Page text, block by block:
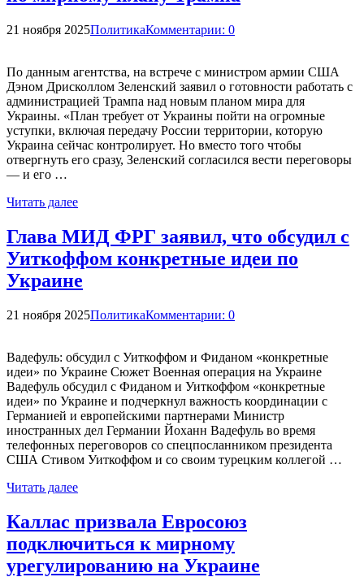
21 ноября 2025ПолитикаКомментарии: 0
По данным агентства, на встрече с министром армии США
Дэном Дрисколлом Зеленский заявил о готовности работать с
администрацией Трампа над новым планом мира для
Украины. «План требует от Украины пойти на огромные
уступки, включая передачу России территории, которую
Украина сейчас контролирует. Но вместо того чтобы
отвергнуть его сразу, Зеленский согласился вести переговоры
— и его …
Читать далее
Глава МИД ФРГ заявил, что обсудил с
Уиткоффом конкретные идеи по
Украине
21 ноября 2025ПолитикаКомментарии: 0
Вадефуль: обсудил с Уиткоффом и Фиданом «конкретные
идеи» по Украине Сюжет Военная операция на Украине
Вадефуль обсудил с Фиданом и Уиткоффом «конкретные
идеи» по Украине и подчеркнул важность координации с
Германией и европейскими партнерами Министр
иностранных дел Германии Йоханн Вадефуль во время
телефонных переговоров со спецпосланником президента
США Стивом Уиткоффом и со своим турецким коллегой …
Читать далее
Каллас призвала Евросоюз
подключиться к мирному
урегулированию на Украине